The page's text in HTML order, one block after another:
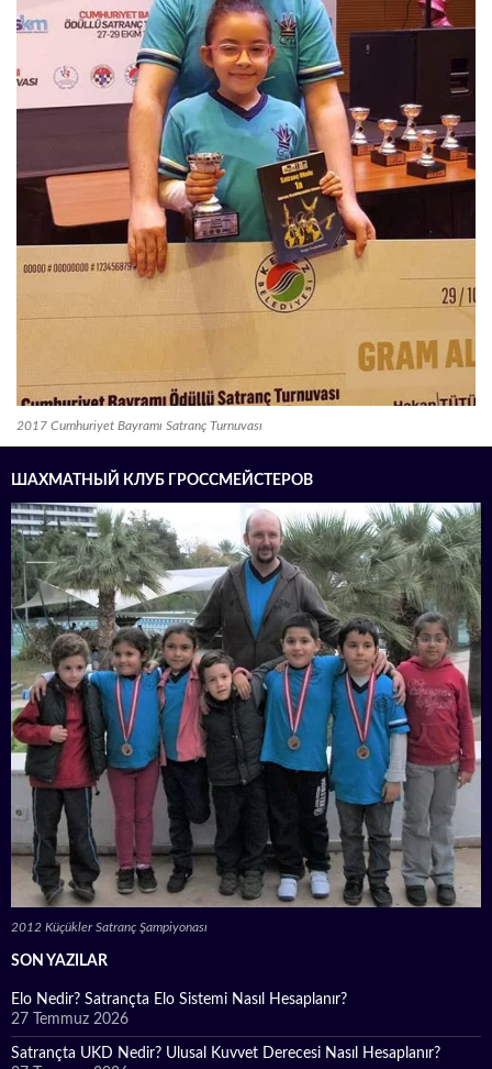
2017 Cumhuriyet Bayramı Satranç Turnuvası
ШАХМАТНЫЙ КЛУБ ГРОССМЕЙСТЕРОВ
2012 Küçükler Satranç Şampiyonası
SON YAZILAR
Elo Nedir? Satrançta Elo Sistemi Nasıl Hesaplanır?
27 Temmuz 2026
Satrançta UKD Nedir? Ulusal Kuvvet Derecesi Nasıl Hesaplanır?